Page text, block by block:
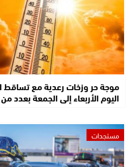
موجة حر وزخات رعدية مع تساقط
اليوم الأربعاء إلى الجمعة بعدد
مستجدات